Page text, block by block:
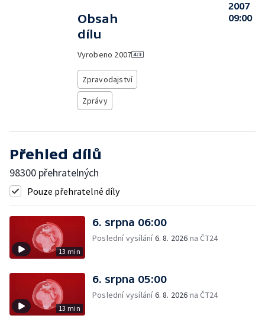
Obsah
dílu
Vyrobeno 2007
Zpravodajství
Zprávy
2007
09:00
Přehled dílů
98300 přehratelných
Pouze přehratelné díly
13 min
6. srpna 06:00
Poslední vysílání6. 8. 2026 na ČT24
13 min
6. srpna 05:00
Poslední vysílání6. 8. 2026 na ČT24